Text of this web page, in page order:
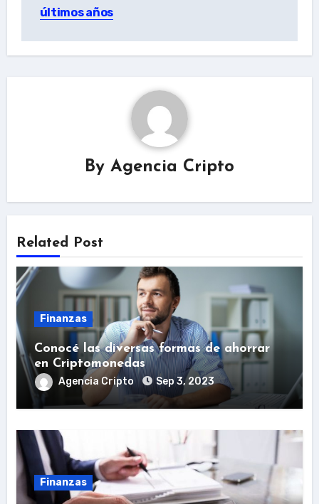
últimos años
By Agencia Cripto
Related Post
Finanzas
Conocé las diversas formas de ahorrar
en Criptomonedas
Agencia Cripto Sep 3, 2023
Finanzas